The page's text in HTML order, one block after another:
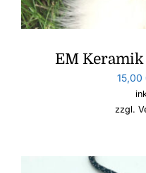
EM
15,00
zzgl.